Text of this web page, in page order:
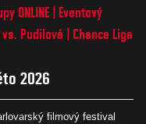
ONLINE
Eventový
vs. Pudilová
Chance Liga
2026
filmový festival